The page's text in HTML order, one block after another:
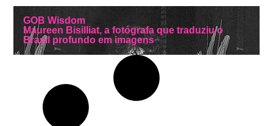
GOB Wisdom
Maureen Bisilliat, a fotógrafa que traduziu o
Brasil profundo em imagens